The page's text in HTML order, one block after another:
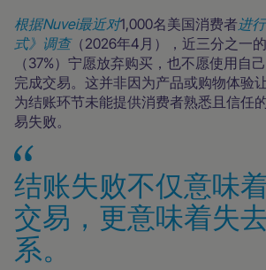
根据Nuvei最近对1,000名美国消费者进
式》调查（2026年4月），近三分之一
（37%）宁愿放弃购买，也不愿使用自
完成交易。这并非因为产品或购物体验
为结账环节未能提供消费者熟悉且信任
易失败。
结账失败不仅意味
交易，更意味着失
系。